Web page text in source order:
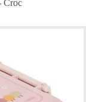
Croc